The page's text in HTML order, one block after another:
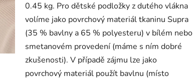
0.45 kg. Pro dětské podložky z dutého vlákna
volíme jako povrchový materiál tkaninu Supra
(35 % bavlny a 65 % polyesteru) v bílém nebo
smetanovém provedení (máme s ním dobré
zkušenosti). V případě zájmu lze jako
povrchový materiál použít bavlnu (místo